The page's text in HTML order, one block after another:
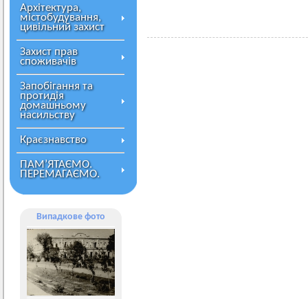
Архітектура,
містобудування,
цивільний захист
Захист прав
споживачів
Запобігання та
протидія
домашньому
насильству
Краєзнавство
ПАМ’ЯТАЄМО.
ПЕРЕМАГАЄМО.
Випадкове фото